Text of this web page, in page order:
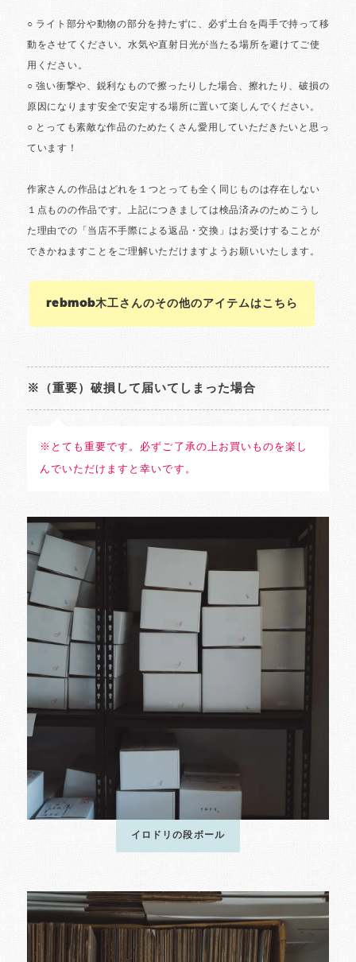
rebmob木工さんのその他のアイテムはこちら
※（重要）破損して届いてしまった場合
※とても重要です。必ずご了承の上お買いものを楽し
んでいただけますと幸いです。
イロドリの段ボール